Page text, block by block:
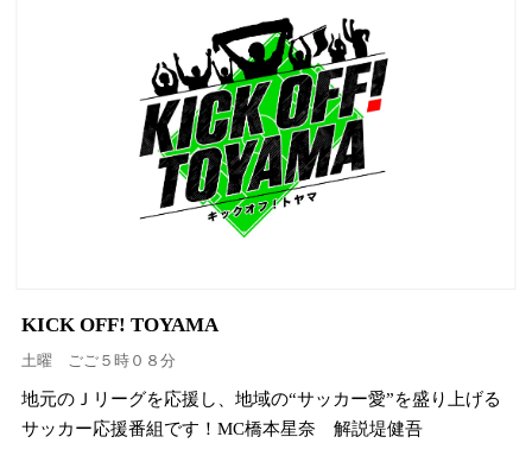
KICK OFF! TOYAMA
土曜 ごご５時０８分
地元のＪリーグを応援し、地域の“サッカー愛”を盛り上げる
サッカー応援番組です！MC橋本星奈 解説堤健吾